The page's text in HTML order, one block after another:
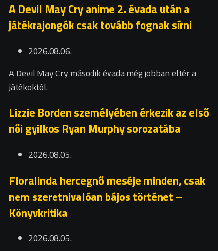
A Devil May Cry anime 2. évada után a
játékrajongók csak tovább fognak sírni
2026.08.06.
A Devil May Cry második évada még jobban eltér a
játékoktól.
Lizzie Borden személyében érkezik az első
női gyilkos Ryan Murphy sorozatába
2026.08.05.
Floralinda hercegnő meséje minden, csak
nem szeretnivalóan bájos történet –
Könyvkritika
2026.08.05.